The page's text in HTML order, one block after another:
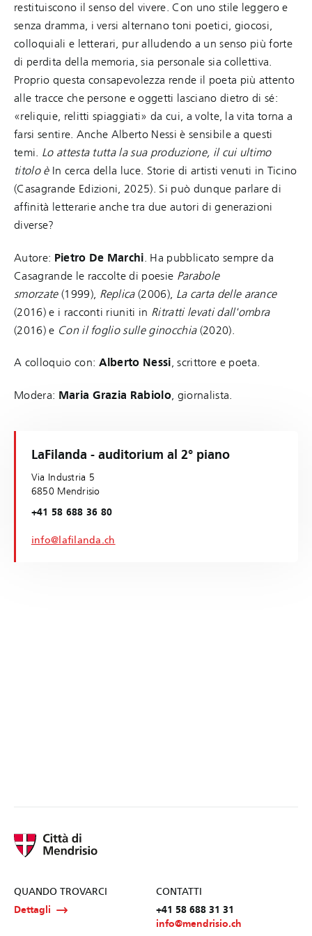
restituiscono il senso del vivere. Con uno stile leggero e
senza dramma, i versi alternano toni poetici, giocosi,
colloquiali e letterari, pur alludendo a un senso più forte
di perdita della memoria, sia personale sia collettiva.
Proprio questa consapevolezza rende il poeta più attento
alle tracce che persone e oggetti lasciano dietro di sé:
«reliquie, relitti spiaggiati» da cui, a volte, la vita torna a
farsi sentire. Anche Alberto Nessi è sensibile a questi
temi. Lo attesta tutta la sua produzione, il cui ultimo
titolo è In cerca della luce. Storie di artisti venuti in Ticino
(Casagrande Edizioni, 2025). Si può dunque parlare di
affinità letterarie anche tra due autori di generazioni
diverse?
Autore: Pietro De Marchi . Ha pubblicato sempre da
Casagrande le raccolte di poesie Parabole
smorzate(1999), Replica(2006), La carta delle arance
(2016) e i racconti riuniti in Ritratti levati dall'ombra
(2016) e Con il foglio sulle ginocchia(2020).
A colloquio con: Alberto Nessi, scrittore e poeta.
Modera: Maria Grazia Rabiolo, giornalista.
LaFilanda - auditorium al 2° piano
Via Industria 5
6850 Mendrisio
+41 58 688 36 80
info@lafilanda.ch
QUANDO TROVARCI
Dettagli
CONTATTI
+41 58 688 31 31
info@mendrisio.ch